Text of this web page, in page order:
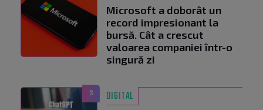
Microsoft a doborât un
record impresionant la
bursă. Cât a crescut
valoarea companiei într-o
singură zi
3 DIGITAL